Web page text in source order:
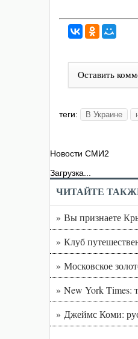
Оставить
теги: В Украине
Новости СМИ2
Загрузка...
ЧИТАЙТЕ
» Вы признаете
» Клуб
» Московское
» New York Times:
» Джеймс Коми: